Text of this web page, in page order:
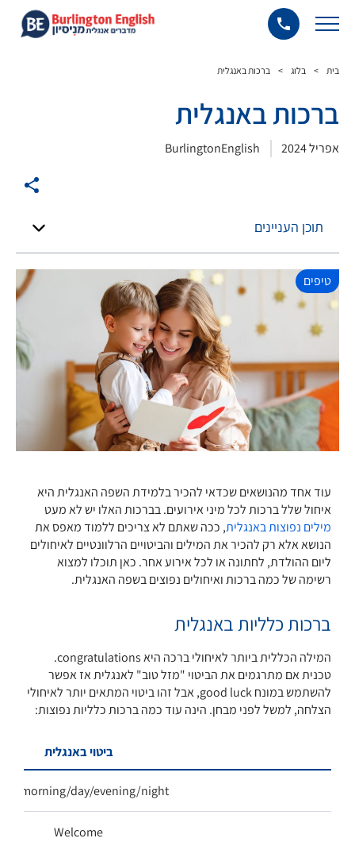
בית > בלוג > ברכות באנגלית
ברכות באנגלית
אפריל 2024 BurlingtonEnglish
תוכן העניינים
טיפים
עוד אחד מהנושאים שכדאי להכיר בלמידת השפה האנגלית היא
איחול שלל ברכות לכל מיני אירועים. בברכות האלו יש לא מעט
מילים נפוצות באנגלית, ככה שאתם לא צריכים ללמוד מאפס את
הנושא אלא רק להכיר את המילים והביטויים הרלוונטיים לאיחולים
ליום ההולדת, לחתונה או לכל אירוע אחר. כאן תוכלו למצוא
רשימה של כמה ברכות ואיחולים נפוצים בשפה האנגלית.
ברכות כלליות באנגלית
המילה הכללית ביותר לאיחולי ברכה היא congratulations.
טכנית אם מתרגמים את הביטוי "מזל טוב" לאנגלית אז אפשר
להשתמש במונח good luck, אבל זהו ביטוי המתאים יותר לאיחולי
הצלחה, למשל לפני מבחן. הינה עוד כמה ברכות כלליות נפוצות:
ביטוי באנגלית
morning/day/evening/night
Welcome